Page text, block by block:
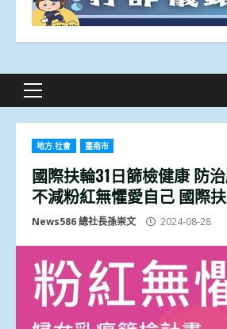
Primary
地方.社會 臺南市
國際扶輪31日篩檢健康 防
不減粉紅無懼愛自己 國際
News586 總社長孫崇文 2024-08-28